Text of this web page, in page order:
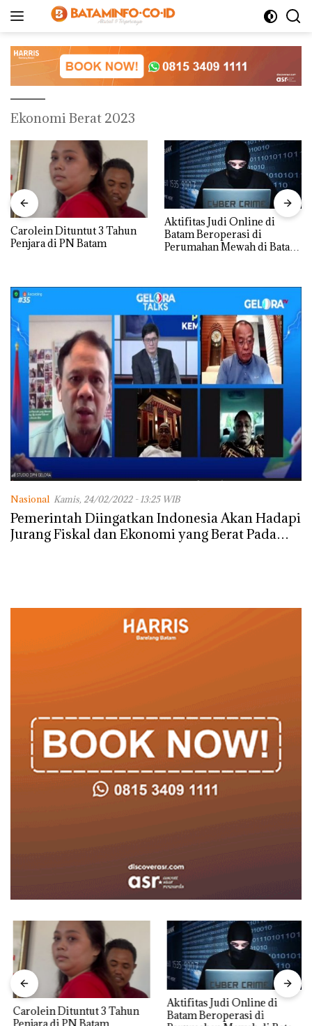
Ekonomi Berat 2023
Carolein Dituntut 3 Tahun
Penjara di PN Batam
Aktifitas Judi Online di
Batam Beroperasi di
Perumahan Mewah di Batam
Nasional Kamis, 24/02/2022 - 13:25 WIB
Pemerintah Diingatkan Indonesia Akan Hadapi
Jurang Fiskal dan Ekonomi yang Berat Pada
Carolein Dituntut 3 Tahun
Aktifitas Judi Online di
Batam Beroperasi di